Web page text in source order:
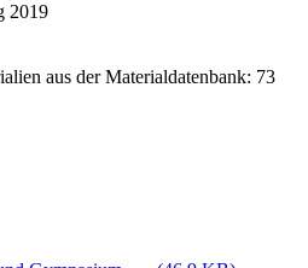
2019
aus der Materialdatenbank: 73